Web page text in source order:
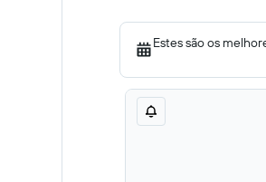
Estes são os